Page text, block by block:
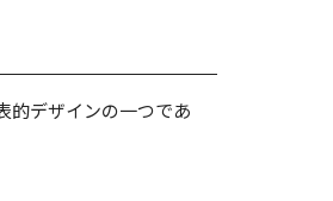
的デザインの一つであ